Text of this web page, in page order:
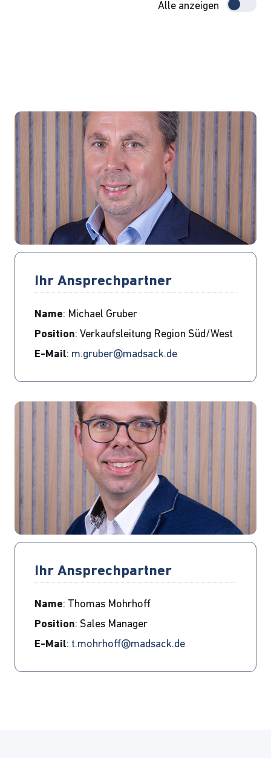
Alle anzeigen
Ihr Ansprechpartner
Name: Michael Gruber
Position: Verkaufsleitung Region Süd/West
E-Mail: m.gruber@madsack.de
Ihr Ansprechpartner
Name: Thomas Mohrhoff
Position: Sales Manager
E-Mail: t.mohrhoff@madsack.de